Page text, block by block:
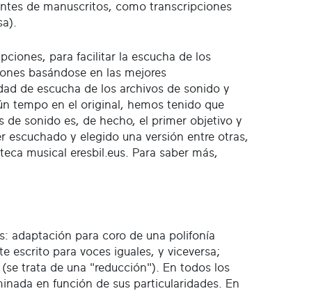
de manuscritos, como transcripciones
para facilitar la escucha de los
basándose en las mejores
de escucha de los archivos de sonido y
tempo en el original, hemos tenido que
de sonido es, de hecho, el primer objetivo y
escuchado y elegido una versión entre otras,
musical eresbil.eus. Para saber más,
adaptación para coro de una polifonía
escrito para voces iguales, y viceversa;
trata de una "reducción"). En todos los
en función de sus particularidades. En